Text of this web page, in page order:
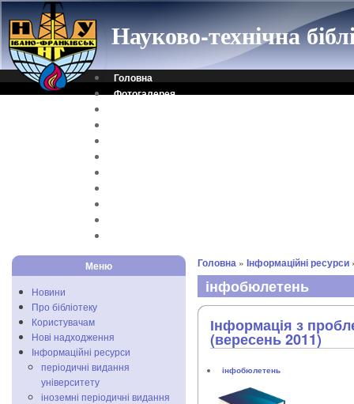
Науково-технічна
Головна
Фотогалерея
Меню
Новини
Про бібліотеку
Користувачам
Нові надходження
Інформаційні ресурси
періодичні видання
університету
іноземні періодичні видання
Головна » Інформаційні ресурси
інфобюлетень
Інформація з
(вересень 2011)
інфобюлетень